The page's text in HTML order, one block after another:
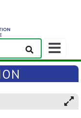
Afficher/
la
barre
navigation